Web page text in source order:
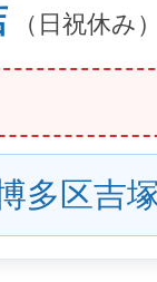
（日祝休み）
多区吉